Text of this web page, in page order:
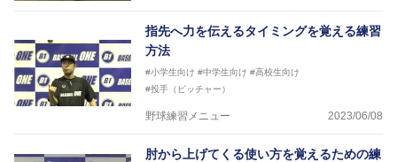
指先へ力を伝えるタイミングを覚える練習
方法
#小学生向け #中学生向け #高校生向け
#投手（ピッチャー）
野球練習メニュー 2023/06/08
肘から上げてくる使い方を覚えるための練